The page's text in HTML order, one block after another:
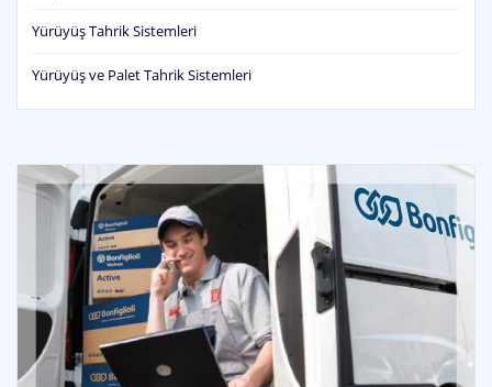
Yürüyüş Tahrik Sistemleri
Yürüyüş ve Palet Tahrik Sistemleri